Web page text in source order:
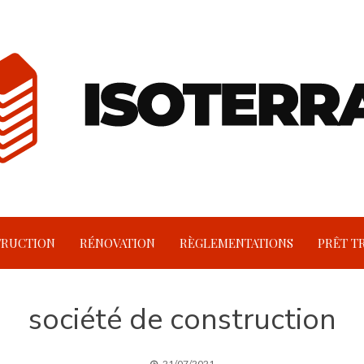
RÉNOVATION RÈGLEMENTATIONS PRÊT
société de construction